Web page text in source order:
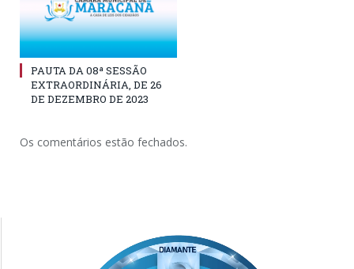
PAUTA DA 08ª SESSÃO
EXTRAORDINÁRIA, DE 26
DE DEZEMBRO DE 2023
Os comentários estão fechados.